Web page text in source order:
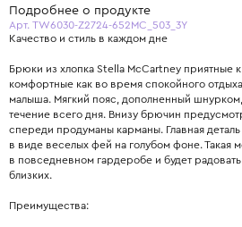
Подробнее о продукте
Арт. TW6030-Z2724-652MC_503_3Y
Качество и стиль в каждом дне
Брюки из хлопка Stella McCartney приятные
комфортные как во время спокойного
малыша. Мягкий пояс, дополненный
течение всего дня. Внизу брючин
спереди продуманы карманы. Главная
в виде веселых фей на голубом фоне. Такая
в повседневном гардеробе и будет
близких.
Преимущества: